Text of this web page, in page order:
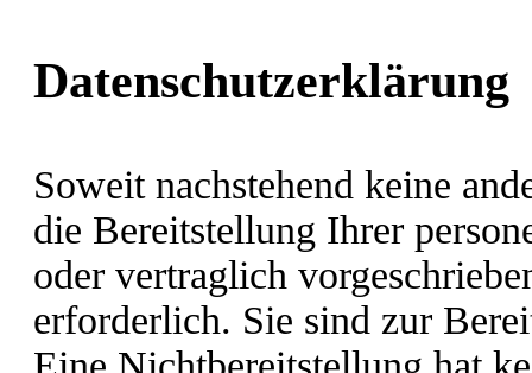
Datenschutzerklärung
Soweit nachstehend keine
die Bereitstellung Ihrer
oder vertraglich
erforderlich. Sie sind zur